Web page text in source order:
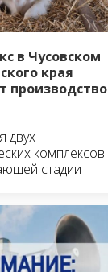
в Чусовском
края
производство
двух
комплексов
стадии